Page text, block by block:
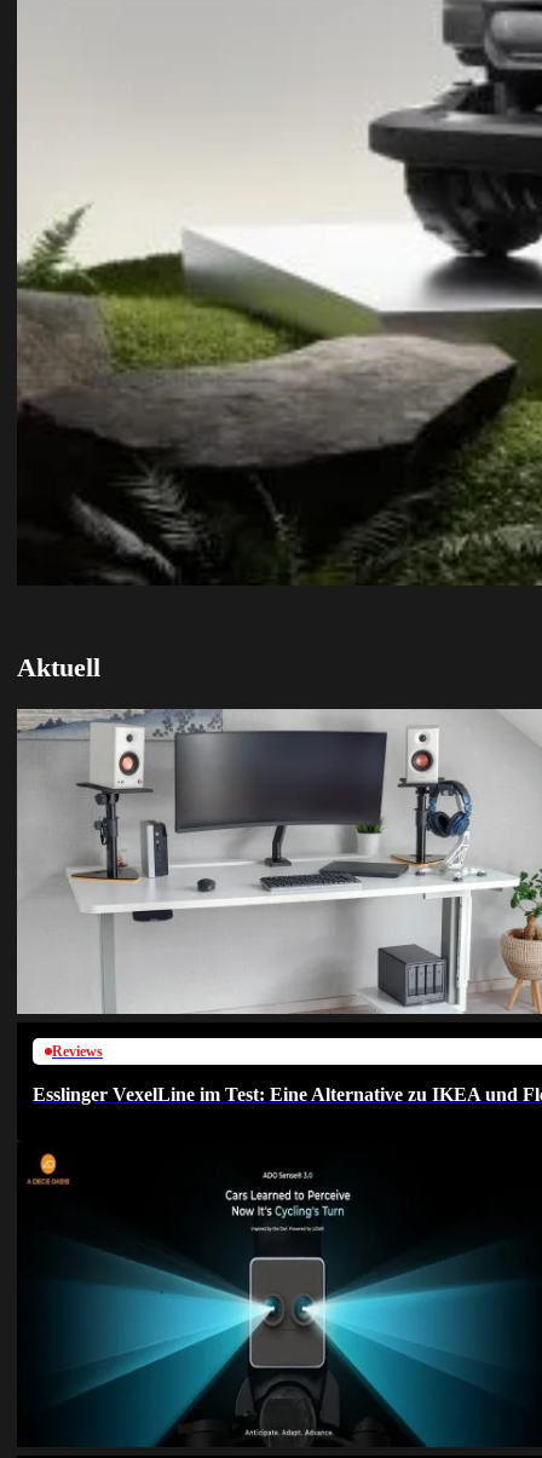
Aktuell
Reviews
Esslinger VexelLine im Test: Eine Alternative zu IKEA und